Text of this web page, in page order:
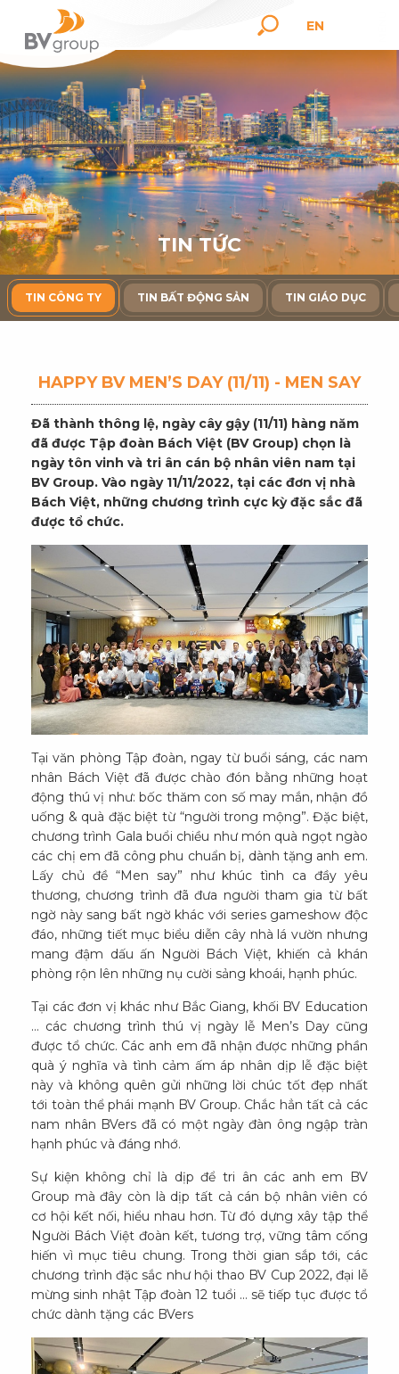
EN
TIN TỨC
TIN CÔNG TY TIN BẤT ĐỘNG SẢN TIN GIÁO DỤC
HAPPY BV MEN’S DAY (11/11) - MEN SAY
Đã thành thông lệ, ngày cây gậy (11/11) hàng năm
đã được Tập đoàn Bách Việt (BV Group) chọn là
ngày tôn vinh và tri ân cán bộ nhân viên nam tại
BV Group. Vào ngày 11/11/2022, tại các đơn vị nhà
Bách Việt, những chương trình cực kỳ đặc sắc đã
được tổ chức.
Tại văn phòng Tập đoàn, ngay từ buổi sáng, các nam
nhân Bách Việt đã được chào đón bằng những hoạt
động thú vị như: bốc thăm con số may mắn, nhận đồ
uống & quà đặc biệt từ “người trong mộng”. Đặc biệt,
chương trình Gala buổi chiều như món quà ngọt ngào
các chị em đã công phu chuẩn bị, dành tặng anh em.
Lấy chủ đề “Men say” như khúc tình ca đầy yêu
thương, chương trình đã đưa người tham gia từ bất
ngờ này sang bất ngờ khác với series gameshow độc
đáo, những tiết mục biểu diễn cây nhà lá vườn nhưng
mang đậm dấu ấn Người Bách Việt, khiến cả khán
phòng rộn lên những nụ cười sảng khoái, hạnh phúc.
Tại các đơn vị khác như Bắc Giang, khối BV Education
… các chương trình thú vị ngày lễ Men’s Day cũng
được tổ chức. Các anh em đã nhận được những phần
quà ý nghĩa và tình cảm ấm áp nhân dịp lễ đặc biệt
này và không quên gửi những lời chúc tốt đẹp nhất
tới toàn thể phái mạnh BV Group. Chắc hẳn tất cả các
nam nhân BVers đã có một ngày đàn ông ngập tràn
hạnh phúc và đáng nhớ.
Sự kiện không chỉ là dịp để tri ân các anh em BV
Group mà đây còn là dịp tất cả cán bộ nhân viên có
cơ hội kết nối, hiểu nhau hơn. Từ đó dựng xây tập thể
Người Bách Việt đoàn kết, tương trợ, vững tâm cống
hiến vì mục tiêu chung. Trong thời gian sắp tới, các
chương trình đặc sắc như hội thao BV Cup 2022, đại lễ
mừng sinh nhật Tập đoàn 12 tuổi … sẽ tiếp tục được tổ
chức dành tặng các BVers